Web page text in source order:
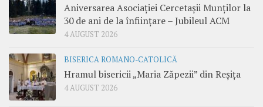
Aniversarea Asociației Cercetașii Munților la
30 de ani de la înființare – Jubileul ACM
4 AUGUST 2026
BISERICA ROMANO-CATOLICĂ
Hramul bisericii „Maria Zăpezii” din Reșița
4 AUGUST 2026